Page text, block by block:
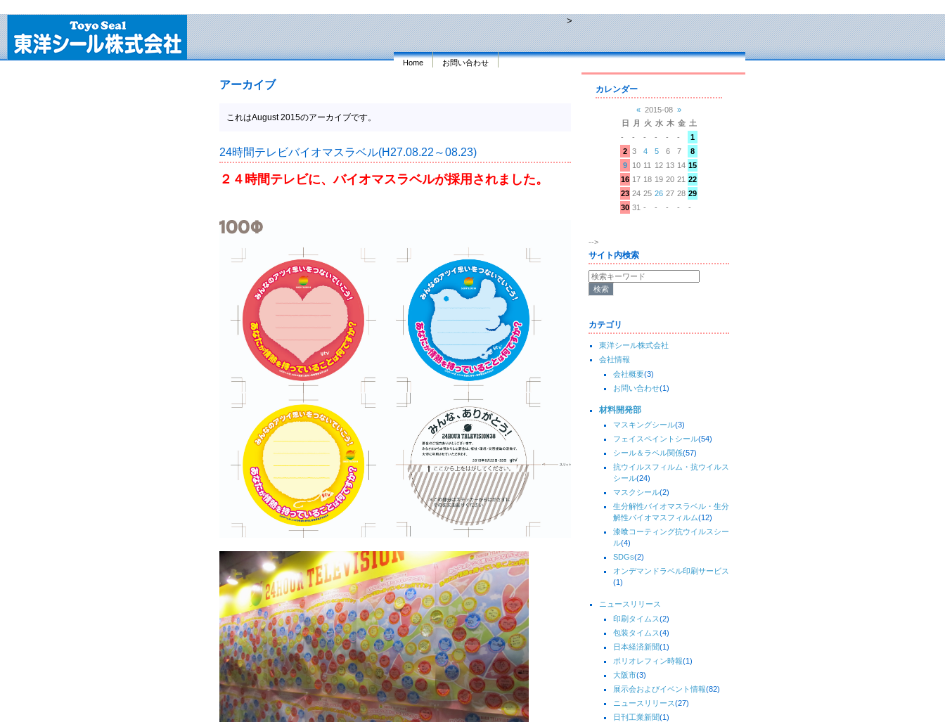
>
Home お問い合わせ
アーカイブ
これはAugust 2015のアーカイブです。
24時間テレビバイオマスラベル(H27.08.22～08.23)
２４時間テレビに、バイオマスラベルが採用されました。
カレンダー
« 2015-08 »
日
月 火 水 木 金 土
-
- - - - -
1
2 3 4 5 6 7
8
9
10 11 12 13 14 15
16 17 18 19 20 21 22
23 24 25 26 27 28 29
30 31 - - - - -
-->
サイト内検索
カテゴリ
東洋シール株式会社
会社情報
会社概要(3)
お問い合わせ(1)
材料開発部
マスキングシール(3)
フェイスペイントシール(54)
シール＆ラベル関係(57)
抗ウイルスフィルム・抗ウイルス
シール(24)
マスクシール(2)
生分解性バイオマスラベル・生分
解性バイオマスフィルム(12)
漆喰コーティング抗ウイルスシー
ル(4)
SDGs(2)
オンデマンドラベル印刷サービス
(1)
ニュースリリース
印刷タイムス(2)
包装タイムス(4)
日本経済新聞(1)
ポリオレフィン時報(1)
大阪市(3)
展示会およびイベント情報(82)
ニュースリリース(27)
日刊工業新聞(1)